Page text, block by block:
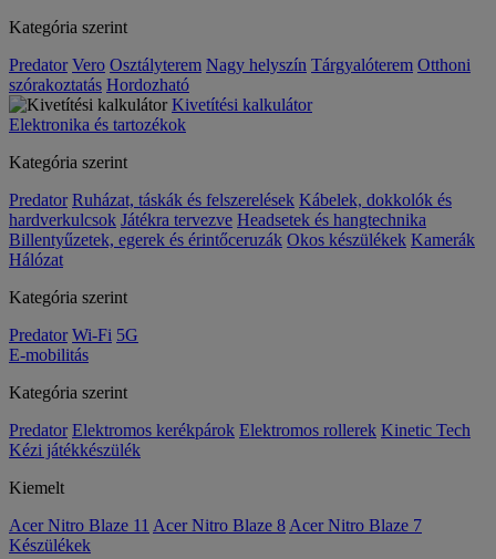
Kategória szerint
Predator Vero Osztályterem Nagy helyszín Tárgyalóterem Otthoni
szórakoztatás Hordozható
Kivetítési kalkulátor
Elektronika és tartozékok
Kategória szerint
Predator Ruházat, táskák és felszerelések Kábelek, dokkolók és
hardverkulcsok Játékra tervezve Headsetek és hangtechnika
Billentyűzetek, egerek és érintőceruzák Okos készülékek Kamerák
Hálózat
Kategória szerint
Predator Wi-Fi 5G
E-mobilitás
Kategória szerint
Predator Elektromos kerékpárok Elektromos rollerek Kinetic Tech
Kézi játékkészülék
Kiemelt
Acer Nitro Blaze 11 Acer Nitro Blaze 8 Acer Nitro Blaze 7
Készülékek